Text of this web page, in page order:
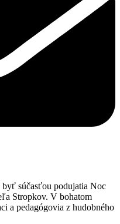
byť súčasťou podujatia Noc
Stropkov. V bohatom
a pedagógovia z hudobného